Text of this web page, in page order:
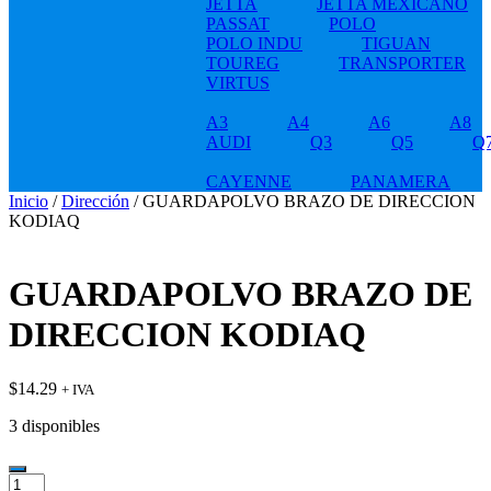
JETTA
JETTA MEXICANO
PASSAT
POLO
POLO INDU
TIGUAN
TOUREG
TRANSPORTER
VIRTUS
A3 A4 A6
A8
AUDI
Q3 Q5
CAYENNE
PANAMERA
Inicio /Dirección / GUARDAPOLVO BRAZO DE DIRECCION
KODIAQ
GUARDAPOLVO BRAZO DE
DIRECCION KODIAQ
$14.29 + IVA
3 disponibles
GUARDAPOLVO